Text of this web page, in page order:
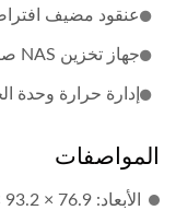
عنقود مضيف
جهاز تخزين NAS صناعي
إدارة حرارة وحدة
المواصفات
الأبعاد: 76.9 × 93.2 × 25.4 مم